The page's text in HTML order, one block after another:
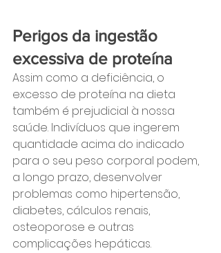
Perigos da ingestão
excessiva de proteína
Assim como a deficiência, o
excesso de proteína na dieta
também é prejudicial à nossa
saúde. Indivíduos que ingerem
quantidade acima do indicado
para o seu peso corporal podem,
a longo prazo, desenvolver
problemas como hipertensão,
diabetes, cálculos renais,
osteoporose e outras
complicações hepáticas.